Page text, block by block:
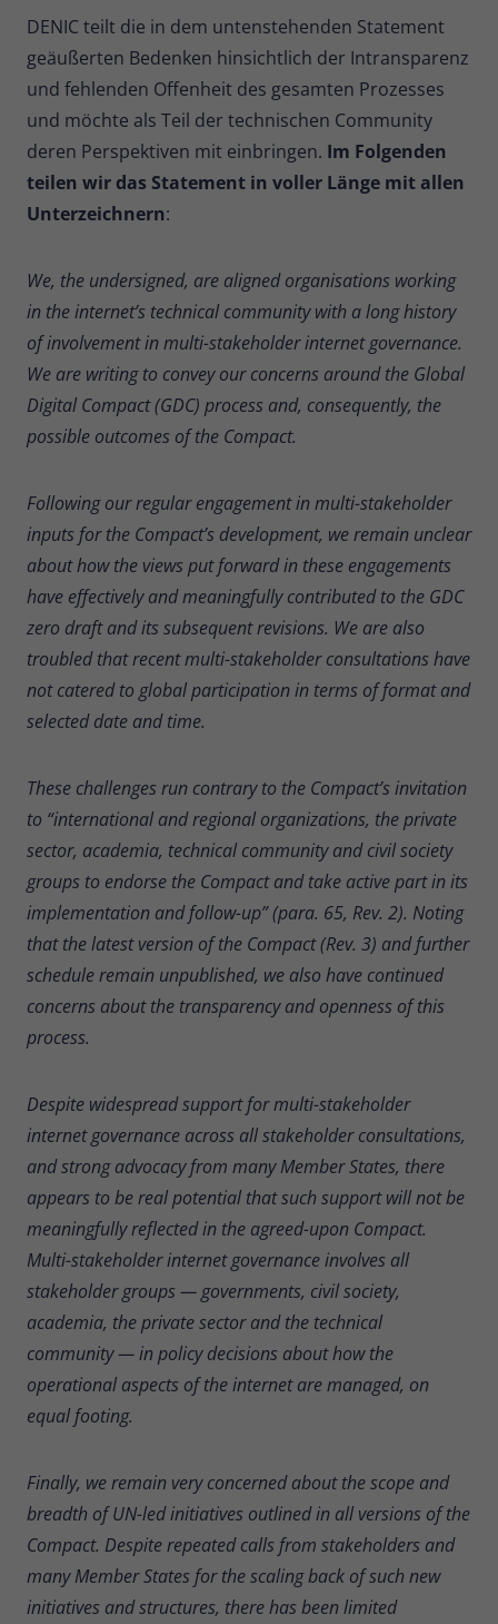
DENIC teilt die in dem untenstehenden Statement
geäußerten Bedenken hinsichtlich der Intransparenz
und fehlenden Offenheit des gesamten Prozesses
und möchte als Teil der technischen Community
deren Perspektiven mit einbringen. Im Folgenden
teilen wir das Statement in voller Länge mit allen
Unterzeichnern:
We, the undersigned, are aligned organisations working
in the internet’s technical community with a long history
of involvement in multi-stakeholder internet governance.
We are writing to convey our concerns around the Global
Digital Compact (GDC) process and, consequently, the
possible outcomes of the Compact.
Following our regular engagement in multi-stakeholder
inputs for the Compact’s development, we remain unclear
about how the views put forward in these engagements
have effectively and meaningfully contributed to the GDC
zero draft and its subsequent revisions. We are also
troubled that recent multi-stakeholder consultations have
not catered to global participation in terms of format and
selected date and time.
These challenges run contrary to the Compact’s invitation
to “international and regional organizations, the private
sector, academia, technical community and civil society
groups to endorse the Compact and take active part in its
implementation and follow-up” (para. 65, Rev. 2). Noting
that the latest version of the Compact (Rev. 3) and further
schedule remain unpublished, we also have continued
concerns about the transparency and openness of this
process.
Despite widespread support for multi-stakeholder
internet governance across all stakeholder consultations,
and strong advocacy from many Member States, there
appears to be real potential that such support will not be
meaningfully reflected in the agreed-upon Compact.
Multi-stakeholder internet governance involves all
stakeholder groups — governments, civil society,
academia, the private sector and the technical
community — in policy decisions about how the
operational aspects of the internet are managed, on
equal footing.
Finally, we remain very concerned about the scope and
breadth of UN-led initiatives outlined in all versions of the
Compact. Despite repeated calls from stakeholders and
many Member States for the scaling back of such new
initiatives and structures, there has been limited
Zweck
Kurzlebige Cookies, die zur
vorübergehenden Speicherung von
Daten für den Besuch verwendet
werden.
Name _pk_cvar
Laufzeit 30 Minuten
Zweck
Kurzlebige Cookies, die zur
vorübergehenden Speicherung von
Daten für den Besuch verwendet
werden.